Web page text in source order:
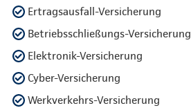
Ertragsausfall-Versicherung
Betriebsschließungs-Versicherung
Elektronik-Versicherung
Cyber-Versicherung
Werkverkehrs-Versicherung